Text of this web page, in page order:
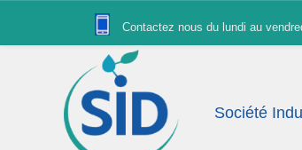
Contactez nous du lundi au
Société